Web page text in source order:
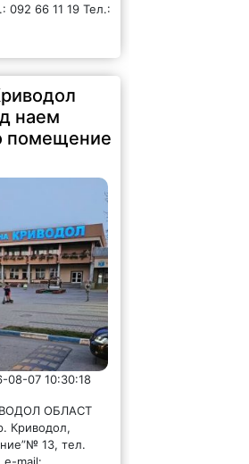
092 66 11 19 Тел.:
наем
помещение
08-07 10:30:18
ОБЛАСТ
Криводол,
13, тел.